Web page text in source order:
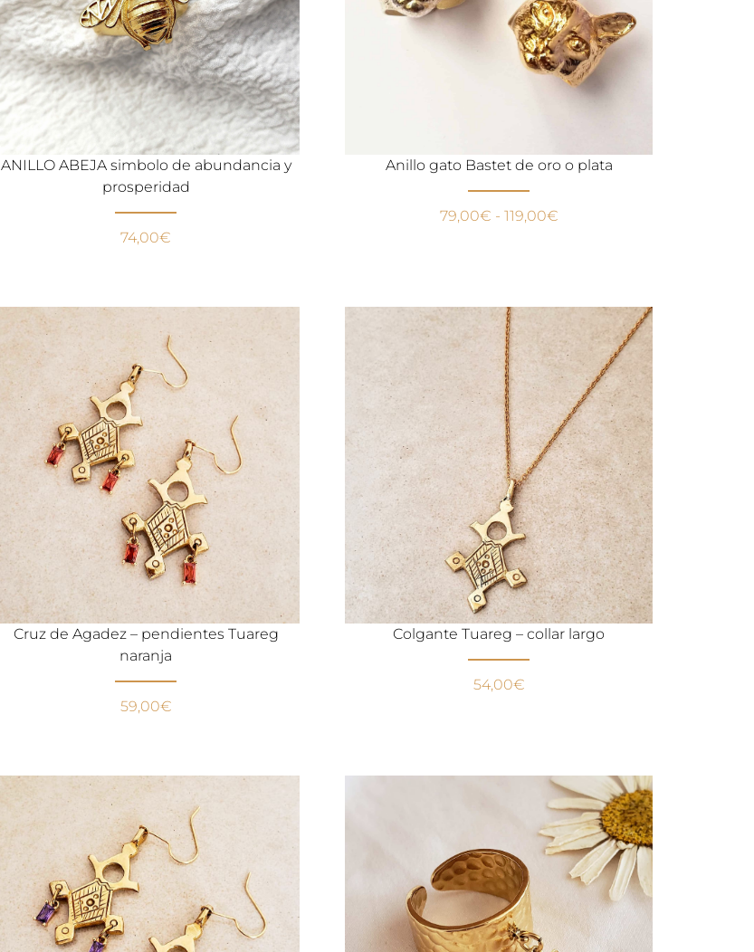
ANILLO ABEJA simbolo de abundancia y
prosperidad
74,00€
Anillo gato Bastet de oro o plata
79,00€ - 119,00€
Cruz de Agadez – pendientes Tuareg
naranja
59,00€
Colgante Tuareg – collar largo
54,00€